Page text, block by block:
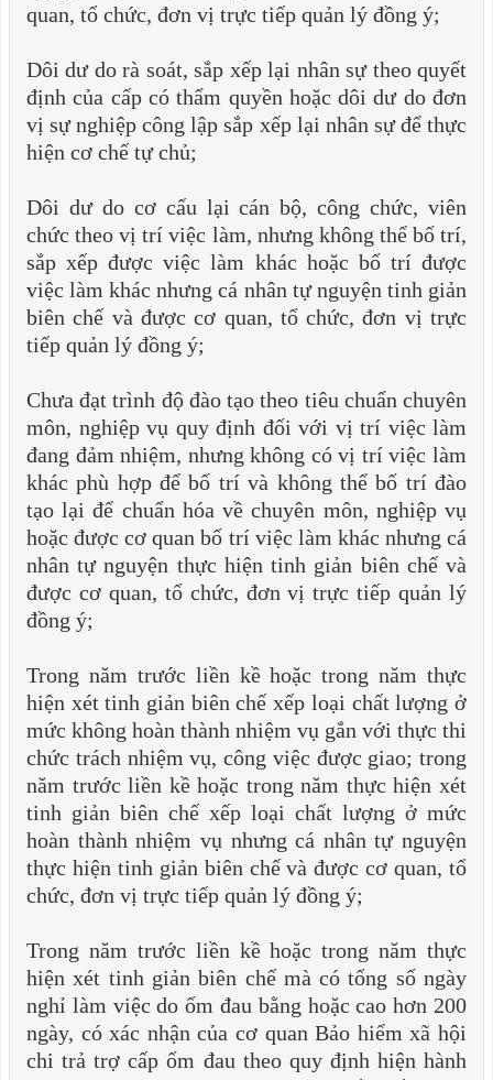
quan, tổ chức, đơn vị trực tiếp quản lý đồng ý;
Dôi dư do rà soát, sắp xếp lại nhân sự theo quyết
định của cấp có thẩm quyền hoặc dôi dư do đơn
vị sự nghiệp công lập sắp xếp lại nhân sự để thực
hiện cơ chế tự chủ;
Dôi dư do cơ cấu lại cán bộ, công chức, viên
chức theo vị trí việc làm, nhưng không thể bố trí,
sắp xếp được việc làm khác hoặc bố trí được
việc làm khác nhưng cá nhân tự nguyện tinh giản
biên chế và được cơ quan, tổ chức, đơn vị trực
tiếp quản lý đồng ý;
Chưa đạt trình độ đào tạo theo tiêu chuẩn chuyên
môn, nghiệp vụ quy định đối với vị trí việc làm
đang đảm nhiệm, nhưng không có vị trí việc làm
khác phù hợp để bố trí và không thể bố trí đào
tạo lại để chuẩn hóa về chuyên môn, nghiệp vụ
hoặc được cơ quan bố trí việc làm khác nhưng cá
nhân tự nguyện thực hiện tinh giản biên chế và
được cơ quan, tổ chức, đơn vị trực tiếp quản lý
đồng ý;
Trong năm trước liền kề hoặc trong năm thực
hiện xét tinh giản biên chế xếp loại chất lượng ở
mức không hoàn thành nhiệm vụ gắn với thực thi
chức trách nhiệm vụ, công việc được giao; trong
năm trước liền kề hoặc trong năm thực hiện xét
tinh giản biên chế xếp loại chất lượng ở mức
hoàn thành nhiệm vụ nhưng cá nhân tự nguyện
thực hiện tinh giản biên chế và được cơ quan, tổ
chức, đơn vị trực tiếp quản lý đồng ý;
Trong năm trước liền kề hoặc trong năm thực
hiện xét tinh giản biên chế mà có tổng số ngày
nghỉ làm việc do ốm đau bằng hoặc cao hơn 200
ngày, có xác nhận của cơ quan Bảo hiểm xã hội
chi trả trợ cấp ốm đau theo quy định hiện hành